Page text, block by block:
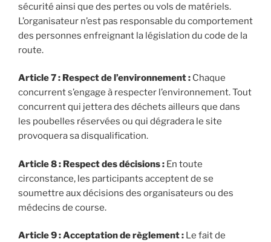
sécurité ainsi que des pertes ou vols de matériels.
L’organisateur n’est pas responsable du comportement
des personnes enfreignant la législation du code de la
route.
Article 7: Respect de l’environnement : Chaque
concurrent s’engage à respecter l’environnement. Tout
concurrent qui jettera des déchets ailleurs que dans
les poubelles réservées ou qui dégradera le site
provoquera sa disqualification.
Article 8 : Respect des décisions : En toute
circonstance, les participants acceptent de se
soumettre aux décisions des organisateurs ou des
médecins de course.
Article 9 : Acceptation de règlement : Le fait de